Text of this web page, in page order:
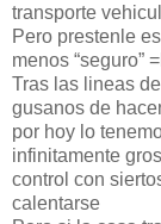
transporte
Pero prestenle
menos “seguro”
Tras las lineas
gusanos de
por hoy lo
infinitamente
control con
calentarse